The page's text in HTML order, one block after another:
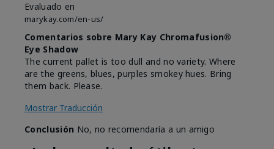
Evaluado en
marykay.com/en-us/
Comentarios sobre Mary Kay Chromafusion®
Eye Shadow
The current pallet is too dull and no variety. Where
are the greens, blues, purples smokey hues. Bring
them back. Please.
Mostrar Traducción
Conclusión No, no recomendaría a un amigo